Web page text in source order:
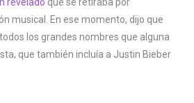
musical. En ese momento, dijo que
los grandes nombres que alguna
que también incluía a Justin Bieber